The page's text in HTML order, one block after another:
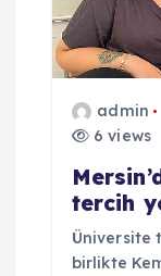
admin
6 views
tercih
Üniversite
birlikte